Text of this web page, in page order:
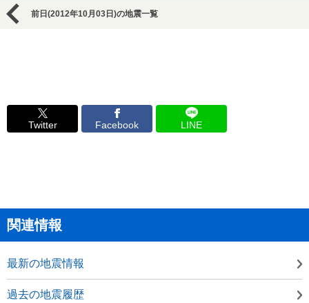
前日(2012年10月03日)の地震一覧
Twitter Facebook LINE
関連情報
最新の地震情報
過去の地震履歴